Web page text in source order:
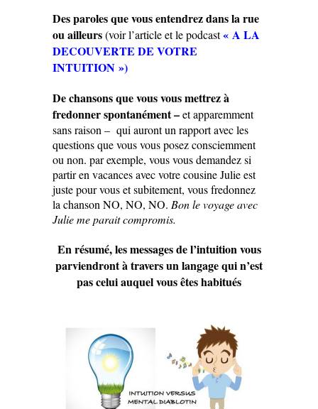
Des paroles que vous entendrez dans la rue
ou ailleurs(voir l’article et le podcast« A LA
DECOUVERTE DE VOTRE
INTUITION »)
De chansons que vous vous mettrez à
fredonner spontanément –etapparemment
sans raison – qui auront un rapport avec les
questions que vous vous posez consciemment
ou non. par exemple, vous vous demandez si
partir en vacances avec votre cousine Julie est
juste pour vous et subitement, vous fredonnez
la chanson NO, NO, NO. Bon le voyage avec
Julie me parait compromis.
En résumé, les messages de l’intuition vous
parviendront à travers un langage qui n’est
pas celui auquel vous êtes habitués